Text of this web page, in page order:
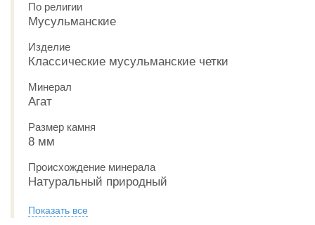
По религии
Мусульманские
Изделие
Классические мусульманские четки
Минерал
Агат
Размер камня
8 мм
Происхождение минерала
Натуральный природный
Показать все